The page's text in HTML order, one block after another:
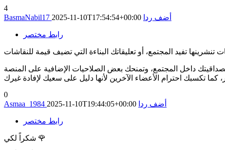
4
BasmaNabil17 2025-11-10T17:54:54+00:00 أضف ردا
رابط مختصر
داخل المجتمع، وتمنحك بعض الصلاحيات الإضافية على المنصة
0
Asmaa_1984 2025-11-10T19:44:05+00:00 أضف ردا
رابط مختصر
شكراً لكي 🌹